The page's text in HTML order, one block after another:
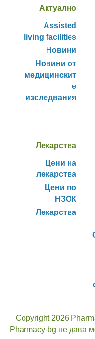
Актуално
Assisted
living facilities
Новини
Новини от
медицинскит
е
изследвания
Лекарства
Цени на
лекарства
Цени по
НЗОК
Лекарства
Copyright 2026
Pharmacy-bg не дава